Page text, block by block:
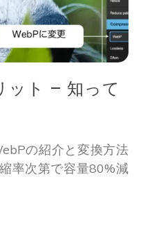
ト – 知って
の紹介と変換方法
率次第で容量80%減